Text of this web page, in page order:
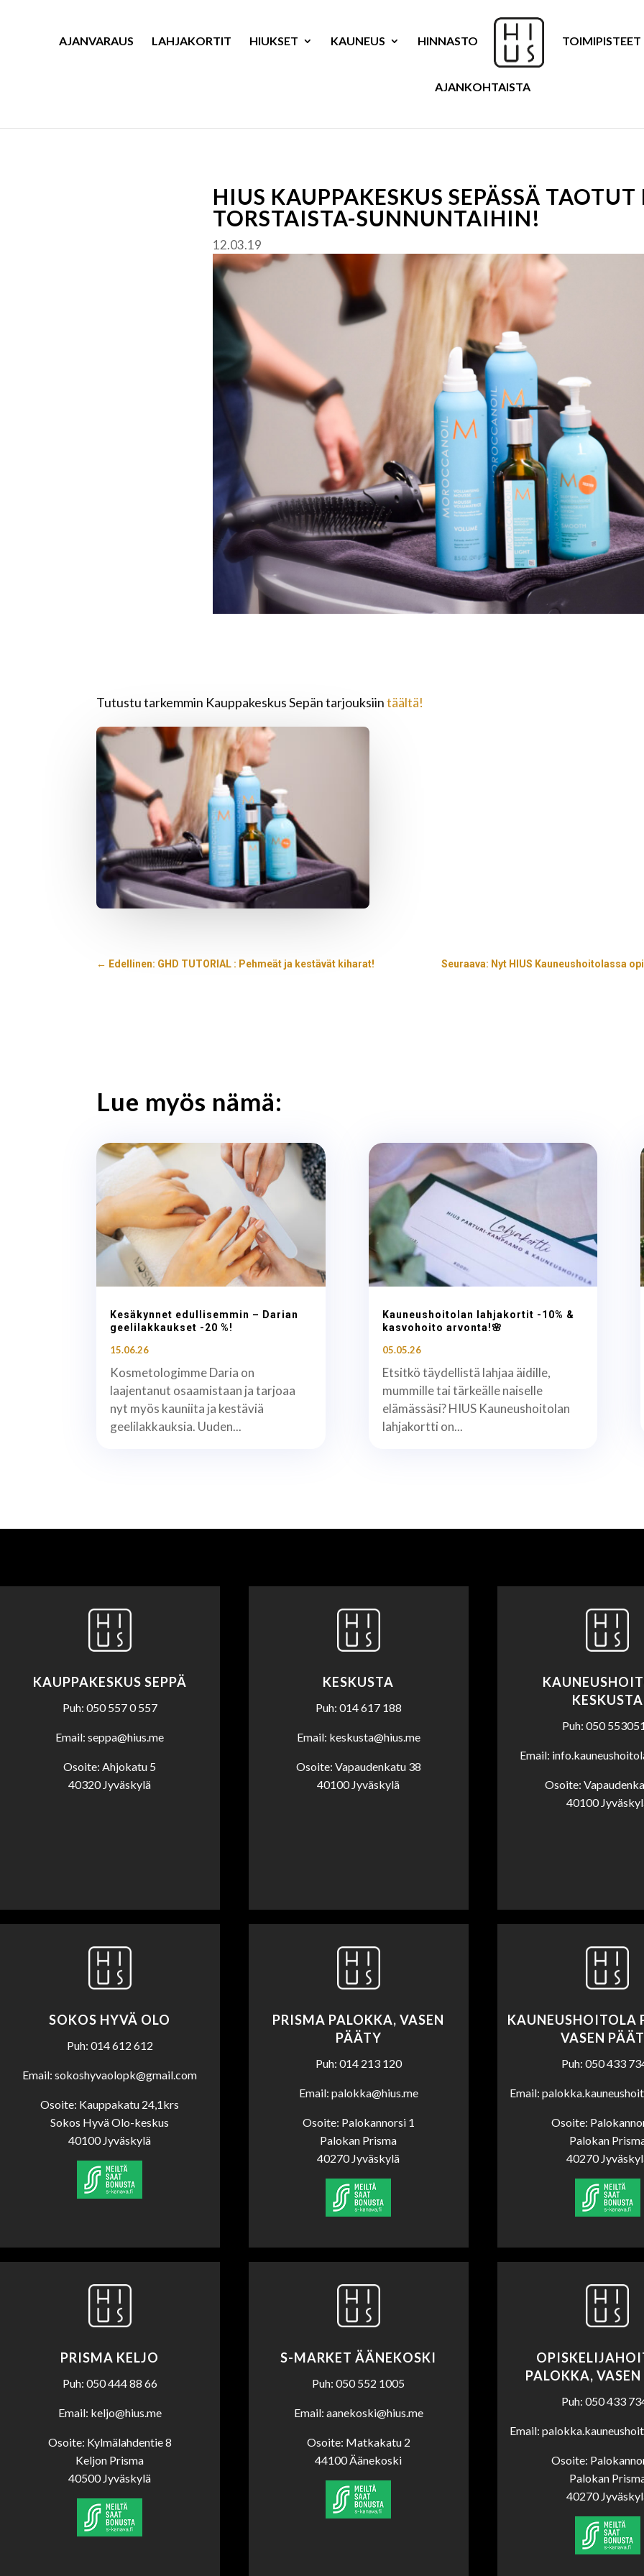
AJANVARAUS LAHJAKORTIT HIUKSET KAUNEUS HINNASTO TOIMIPISTEET
AJANKOHTAISTA
HIUS KAUPPAKESKUS SEPÄSSÄ
TORSTAISTA-SUNNUNTAIHIN!
12.03.19
Tutustu tarkemmin Kauppakeskus Sepän tarjouksiintäältä!
← Edellinen: GHD TUTORIAL : Pehmeät ja kestävät kiharat! Seuraava: Nyt HIUS Kauneushoitolassa
Lue myös nämä:
Kesäkynnet edullisemmin – Darian
geelilakkaukset -20 %!
15.06.26
Kosmetologimme Daria on
laajentanut osaamistaan ja tarjoaa
nyt myös kauniita ja kestäviä
geelilakkauksia. Uuden...
Kauneushoitolan lahjakortit -10% &
kasvohoito arvonta!🌸
05.05.26
Etsitkö täydellistä lahjaa äidille,
mummille tai tärkeälle naiselle
elämässäsi? HIUS Kauneushoitolan
lahjakortti on...
KAUPPAKESKUS SEPPÄ
Puh: 050 557 0 557
Email: seppa@hius.me
Osoite: Ahjokatu 5
40320 Jyväskylä
SOKOS HYVÄ OLO
Puh: 014 612 612
Email: sokoshyvaolopk@gmail.com
Osoite: Kauppakatu 24,1krs
Sokos Hyvä Olo-keskus
40100 Jyväskylä
PRISMA KELJO
Puh: 050 444 88 66
Email: keljo@hius.me
Osoite: Kylmälahdentie 8
Keljon Prisma
40500 Jyväskylä
KESKUSTA
Puh: 014 617 188
Email: keskusta@hius.me
Osoite: Vapaudenkatu 38
40100 Jyväskylä
PRISMA PALOKKA, VASEN
PÄÄTY
Puh: 014 213 120
Email: palokka@hius.me
Osoite: Palokannorsi 1
Palokan Prisma
40270 Jyväskylä
S-MARKET ÄÄNEKOSKI
Puh: 050 552 1005
Email: aanekoski@hius.me
Osoite: Matkakatu 2
44100 Äänekoski
KESKUSTA
Puh: 050
Email:
Osoite:
40100
KAUNEUSHOITOLA
VASEN
Puh: 050 433
Email:
Osoite:
Palokan
40270
PALOKKA,
Puh: 050 433
Email:
Osoite:
Palokan
40270